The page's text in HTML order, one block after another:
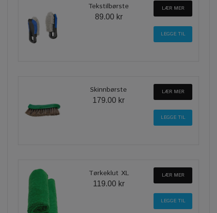
Tekstilbørste
89.00 kr
LÆR MER
Skinnbørste
179.00 kr
LÆR MER
Tørkeklut XL
119.00 kr
LÆR MER